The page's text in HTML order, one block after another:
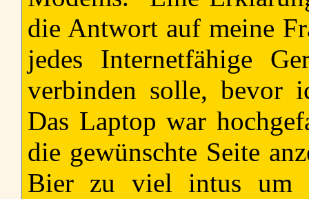
die Antwort auf meine
jedes Internetfähige
verbinden solle, bevor
Das Laptop war
die gewünschte Seite
Bier zu viel intus um